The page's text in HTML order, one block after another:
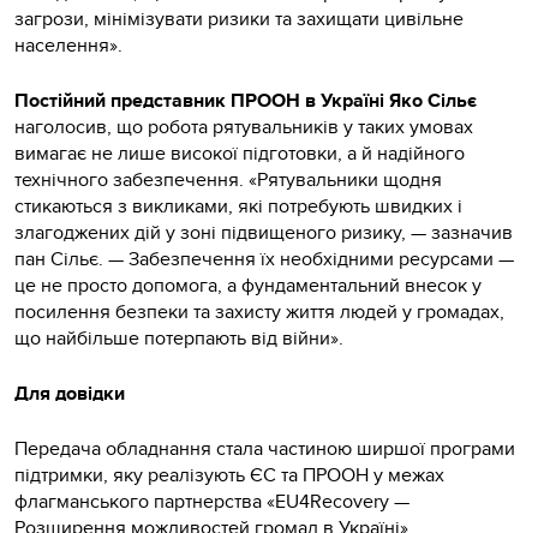
загрози, мінімізувати ризики та захищати цивільне
населення».
Постійний представник ПРООН в Україні Яко Сільє
наголосив, що робота рятувальників у таких умовах
вимагає не лише високої підготовки, а й надійного
технічного забезпечення. «Рятувальники щодня
стикаються з викликами, які потребують швидких і
злагоджених дій у зоні підвищеного ризику, — зазначив
пан Сільє. — Забезпечення їх необхідними ресурсами —
це не просто допомога, а фундаментальний внесок у
посилення безпеки та захисту життя людей у громадах,
що найбільше потерпають від війни».
Для довідки
Передача обладнання стала частиною ширшої програми
підтримки, яку реалізують ЄС та ПРООН у межах
флагманського партнерства «EU4Recovery —